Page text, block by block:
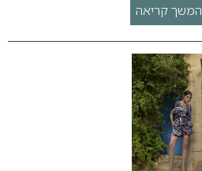
המשך קריאה